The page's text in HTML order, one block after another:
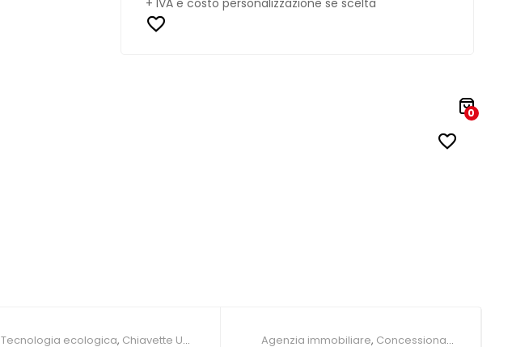
+ IVA e costo personalizzazione se scelta
0
Tecnologia ecologica, Chiavette USB
Agenzia immobiliare, Concessionari